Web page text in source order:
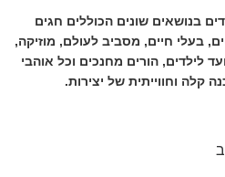
בנושאים שונים הכוללים חגים
בעלי חיים, מסביב לעולם, מוזיקה,
לילדים, הורים מחנכים וכל אוהבי
קלה וחווייתית של יצירות.